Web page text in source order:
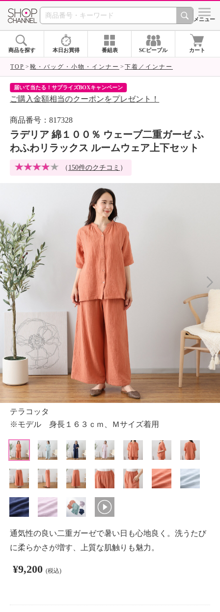
SHOP CHANNEL シメニュー
商品を探す 本日お買得 番組表 SCピープル カート
TOP 靴・バッグ・小物・インナー 下着／インナー
届いて当たる！サプライズBOXキャンペーン
ご購入金額相当のクーポンをプレゼント！
商品番号：817328
ラデリア 綿１００％ ウェーブ二重ガーゼ ふ
わふわリラックス ルームウェア上下セット
（ 150件のクチコミ ）
テラコッタ
※モデル 身長１６３ｃｍ、Ｍサイズ着用
通気性の良い二重ガーゼで暑い日も心地良く。洗うたび
に柔らかさが増す、上質な肌触りも魅力。
¥9,200 (税込)